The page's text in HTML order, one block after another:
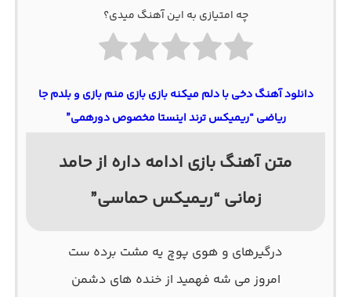
چه امتیازی به این آهنگ میدی؟
دانلود آهنگ دخی با دلم میکنه بازی بازی منم بازی و بلدم جا
ریاضی “ریمیکس ترند اینستا مخصوص دورهمی”
متن آهنگ بازی ادامه داره از حامد
زمانی “ریمیکس حماسی”
درگیرهای و هوی پوچ یه مشت برده ست
امروز می شه فهمید از خنده های دشمن